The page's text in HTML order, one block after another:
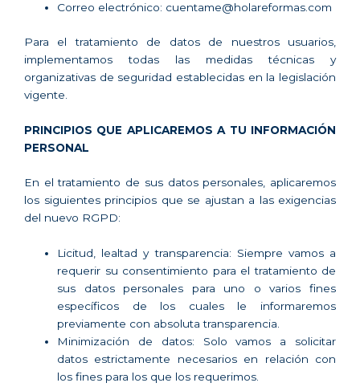
Correo electrónico: cuentame@holareformas.com
Para el tratamiento de datos de nuestros usuarios,
implementamos todas las medidas técnicas y
organizativas de seguridad establecidas en la legislación
vigente.
PRINCIPIOS QUE APLICAREMOS A TU INFORMACIÓN
PERSONAL
En el tratamiento de sus datos personales, aplicaremos
los siguientes principios que se ajustan a las exigencias
del nuevo RGPD:
Licitud, lealtad y transparencia: Siempre vamos a
requerir su consentimiento para el tratamiento de
sus datos personales para uno o varios fines
específicos de los cuales le informaremos
previamente con absoluta transparencia.
Minimización de datos: Solo vamos a solicitar
datos estrictamente necesarios en relación con
los fines para los que los requerimos.